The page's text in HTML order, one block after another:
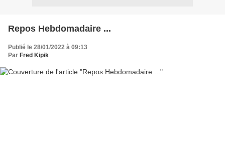
Repos Hebdomadaire ...
Publié le 28/01/2022 à 09:13
Par Fred Kipik